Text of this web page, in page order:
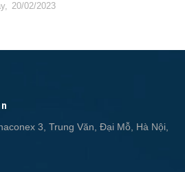
20/02/2023
3, Trung Văn, Đại Mỗ, Hà Nội,